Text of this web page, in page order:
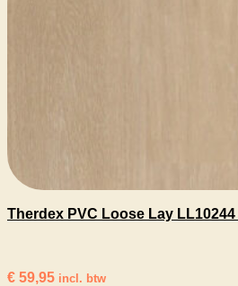
Therdex PVC Loose Lay
€ 59,95 incl. btw